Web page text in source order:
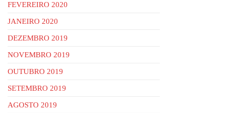
FEVEREIRO 2020
JANEIRO 2020
DEZEMBRO 2019
NOVEMBRO 2019
OUTUBRO 2019
SETEMBRO 2019
AGOSTO 2019